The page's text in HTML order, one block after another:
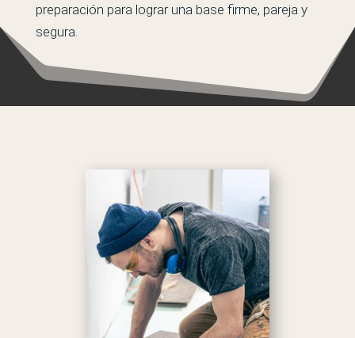
preparación para lograr una base firme, pareja y
segura.